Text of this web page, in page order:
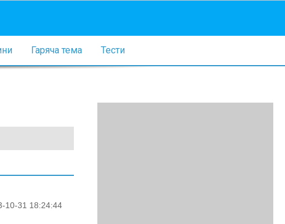
Гаряча тема Тести
10-31 18:24:44